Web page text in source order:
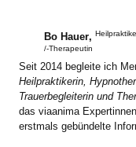
Bo Hauer,
/-Therapeutin
Seit 2014 begleite ich
Heilpraktikerin,
Trauerbegleiterin und
das viaanima
erstmals gebündelte